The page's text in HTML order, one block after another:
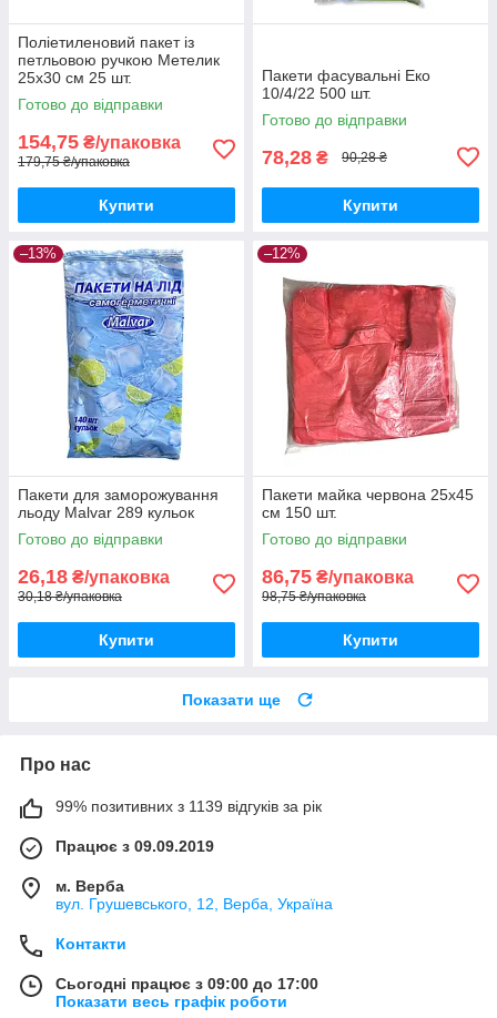
Поліетиленовий пакет із
петльовою ручкою Метелик
25х30 см 25 шт.
Готово до відправки
154,75 ₴/упаковка
179,75 ₴/упаковка
Купити
Пакети фасувальні Еко
10/4/22 500 шт.
Готово до відправки
78,28 ₴ 90,28 ₴
Купити
–13%
Пакети для заморожування
льоду Malvar 289 кульок
Готово до відправки
26,18 ₴/упаковка
30,18 ₴/упаковка
Купити
–12%
Пакети майка червона 25х45
см 150 шт.
Готово до відправки
86,75 ₴/упаковка
98,75 ₴/упаковка
Купити
Показати ще
Про нас
99% позитивних з 1139 відгуків за рік
Працює з 09.09.2019
м. Верба
вул. Грушевського, 12, Верба, Україна
Контакти
Сьогодні працює з 09:00 до 17:00
Показати весь графік роботи